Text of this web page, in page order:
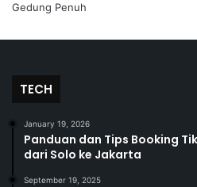
TECH
January 19, 2026
Panduan dan Tips Booking
dari Solo ke Jakarta
September 19, 2025